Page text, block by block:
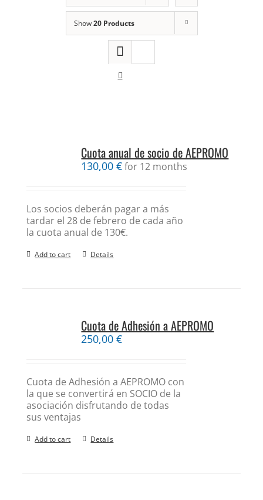
Show20 Products
Cuota anual de socio de AEPROMO
130,00€for 12 months
Los socios deberán pagar a más
tardar el 28 de febrero de cada año
la cuota anual de 130€.
Add to cart Details
Cuota de Adhesión a AEPROMO
250,00€
Cuota de Adhesión a AEPROMO con
la que se convertirá en SOCIO de la
asociación disfrutando de todas
sus ventajas
Add to cart Details